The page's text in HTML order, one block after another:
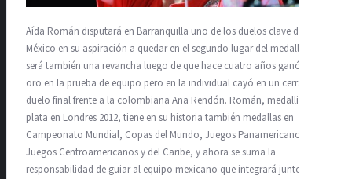
Aída Román disputará en Barranquilla uno de los duelos clave de
México en su aspiración a quedar en el segundo lugar del medallero, y
será también una revancha luego de que hace cuatro años ganó el
oro en la prueba de equipo pero en la individual cayó en un cerrado
duelo final frente a la colombiana Ana Rendón. Román, medallista de
plata en Londres 2012, tiene en su historia también medallas en
Campeonato Mundial, Copas del Mundo, Juegos Panamericanos y
Juegos Centroamericanos y del Caribe, y ahora se suma la
responsabilidad de guiar al equipo mexicano que integrará junto a